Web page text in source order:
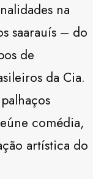
na
saarauís – do
de
da Cia.
comédia,
artística do